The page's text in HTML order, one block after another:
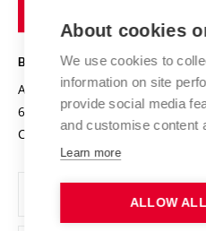
Projects
Projects from Structural Funds
Specific University Research
Safe University
Organization Structure
Official notice board
Personal Data Protection
Support and development of
BRNO UNIVERSITY OF
Antonínská 548/1
602 00 Brno
Czech Republic
About cookies
We use cookies to
information on site
provide social media
and customise content
Learn more
ALLOW